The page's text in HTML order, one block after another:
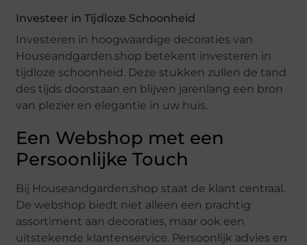
Investeer in Tijdloze Schoonheid
Investeren in hoogwaardige decoraties van
Houseandgarden.shop betekent investeren in
tijdloze schoonheid. Deze stukken zullen de tand
des tijds doorstaan en blijven jarenlang een bron
van plezier en elegantie in uw huis.
Een Webshop met een
Persoonlijke Touch
Bij Houseandgarden.shop staat de klant centraal.
De webshop biedt niet alleen een prachtig
assortiment aan decoraties, maar ook een
uitstekende klantenservice. Persoonlijk advies en